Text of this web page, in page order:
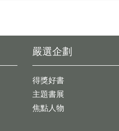
嚴選企劃
得獎好書
主題書展
焦點人物